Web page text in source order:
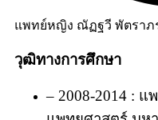
แพทย์หญิง ณัฏฐวี พัตราภ
วุฒิทางการศึกษา
– 2008-2014 :